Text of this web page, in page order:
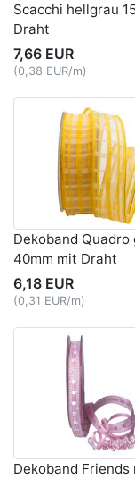
Scacchi hellgrau
Draht
7,66 EUR
(0,38 EUR/m)
Dekoband Quadro
40mm mit Draht
6,18 EUR
(0,31 EUR/m)
Dekoband Friends